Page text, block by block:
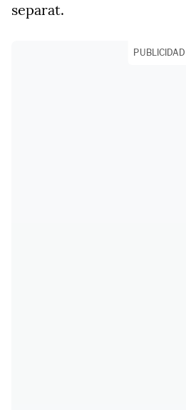
separat.
PUBLICIDAD